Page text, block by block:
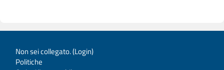
Non sei collegato. (Login)
Politiche